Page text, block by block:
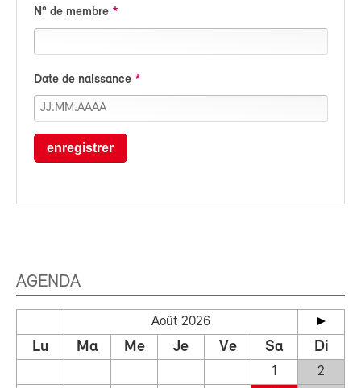
N° de membre
Date de naissance
enregistrer
AGENDA
Août 2026
Lu Ma Me Je Ve Sa Di
1
2